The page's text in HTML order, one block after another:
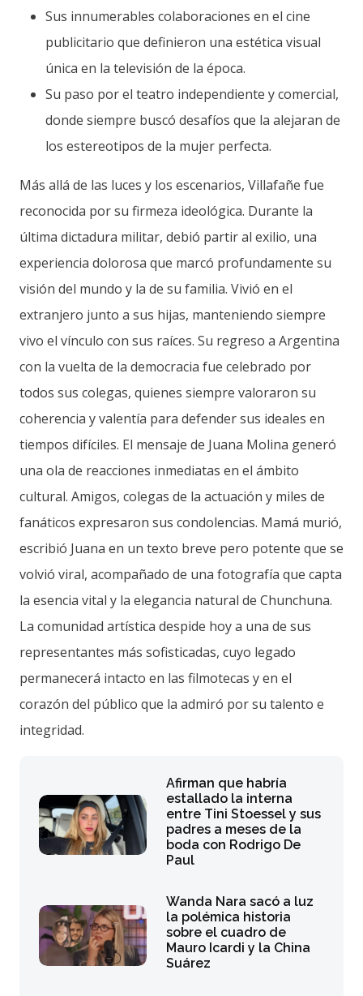
Sus innumerables colaboraciones en el cine
publicitario que definieron una estética visual
única en la televisión de la época.
Su paso por el teatro independiente y comercial,
donde siempre buscó desafíos que la alejaran de
los estereotipos de la mujer perfecta.
Más allá de las luces y los escenarios, Villafañe fue
reconocida por su firmeza ideológica. Durante la
última dictadura militar, debió partir al exilio, una
experiencia dolorosa que marcó profundamente su
visión del mundo y la de su familia. Vivió en el
extranjero junto a sus hijas, manteniendo siempre
vivo el vínculo con sus raíces. Su regreso a Argentina
con la vuelta de la democracia fue celebrado por
todos sus colegas, quienes siempre valoraron su
coherencia y valentía para defender sus ideales en
tiempos difíciles. El mensaje de Juana Molina generó
una ola de reacciones inmediatas en el ámbito
cultural. Amigos, colegas de la actuación y miles de
fanáticos expresaron sus condolencias. Mamá murió,
escribió Juana en un texto breve pero potente que se
volvió viral, acompañado de una fotografía que capta
la esencia vital y la elegancia natural de Chunchuna.
La comunidad artística despide hoy a una de sus
representantes más sofisticadas, cuyo legado
permanecerá intacto en las filmotecas y en el
corazón del público que la admiró por su talento e
integridad.
Afirman que habría
estallado la interna
entre Tini Stoessel y sus
padres a meses de la
boda con Rodrigo De
Paul
Wanda Nara sacó a luz
la polémica historia
sobre el cuadro de
Mauro Icardi y la China
Suárez